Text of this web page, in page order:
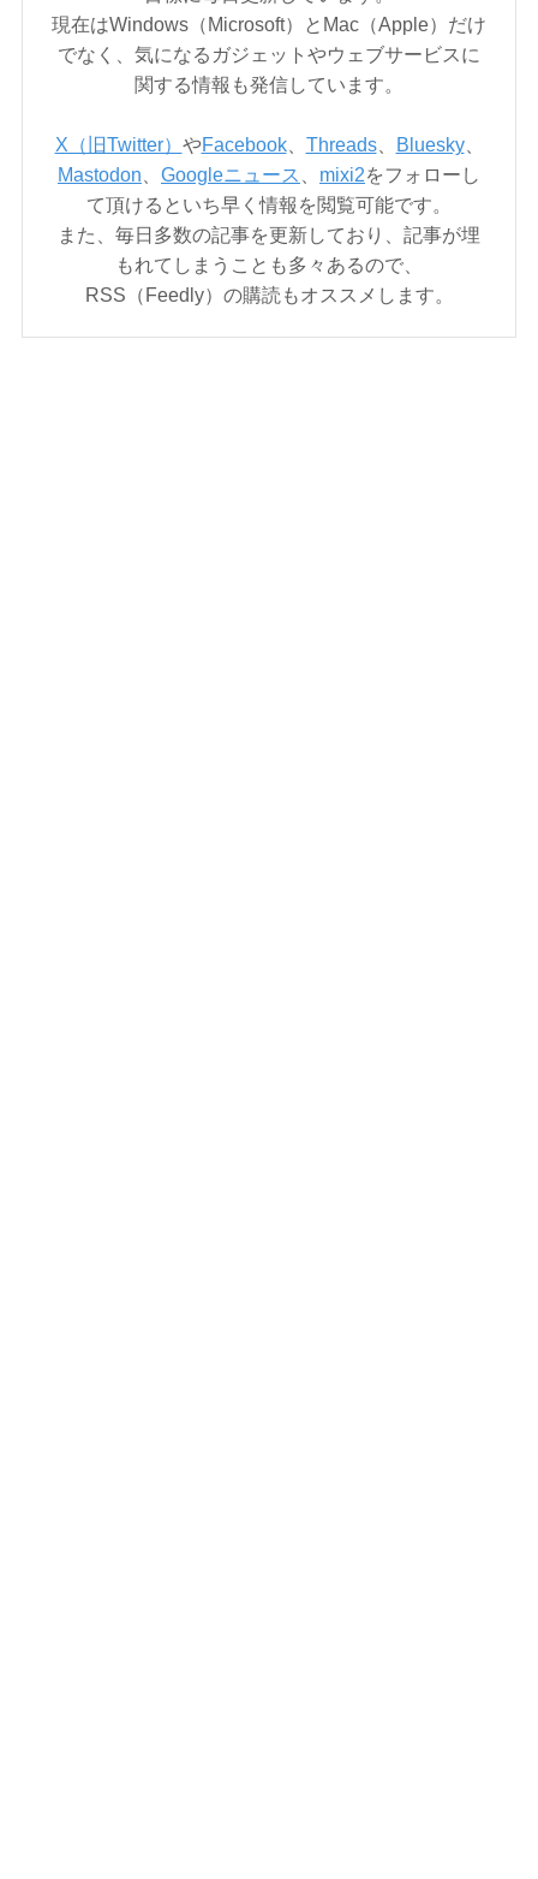
現在はWindows（Microsoft）とMac（Apple）だけ
でなく、気になるガジェットやウェブサービスに
関する情報も発信しています。
X（旧Twitter） やFacebook、 Threads、 Bluesky、
Mastodon
Googleニュース mixi2をフォローし
て頂けるといち早く情報を閲覧可能です。
また、毎日多数の記事を更新しており、記事が埋
もれてしまうことも多々あるので、
RSS（Feedly）の購読もオススメします。